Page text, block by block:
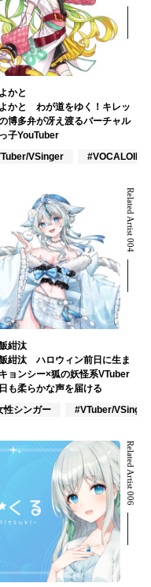
#J-POP
かと
かと わが道をゆく！キレッ
博多弁が冴え渡るバーチャル
子YouTuber
VSinger
#VOCALOID
ディーズ
Related Artist 004
紺汰
紺汰 ハロウィン前日に生ま
ョンシー×狐の妖怪系VTuber
も柔らかな声を届ける
性シンガー
#VTuber/VSinger
Related Artist 006